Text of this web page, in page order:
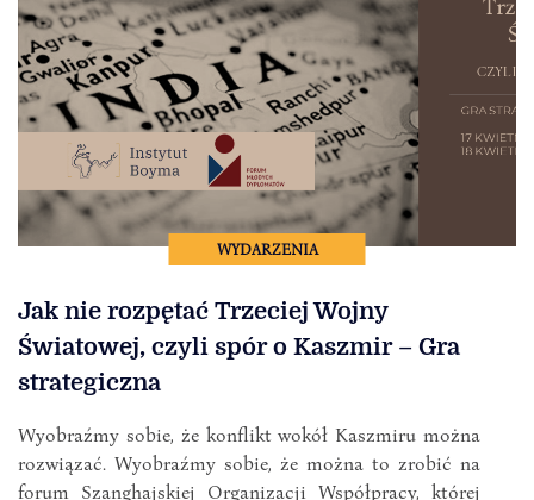
WYDARZENIA
Jak nie rozpętać Trzeciej Wojny
Światowej, czyli spór o Kaszmir – Gra
strategiczna
Wyobraźmy sobie, że konflikt wokół Kaszmiru można
rozwiązać. Wyobraźmy sobie, że można to zrobić na
forum Szanghajskiej Organizacji Współpracy, której